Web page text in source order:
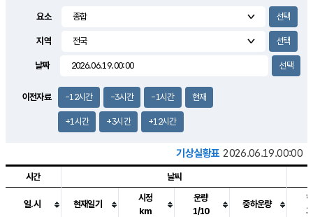
- m/s
요소
지역
날짜
이전자료 -12시간 -3시간 -1시간 현재
+1시간 +3시간 +12시간
기상실황표 2026.06.19.00:00
시간 날씨
일.시 현재일기
시정
km
운량
1/10
중하운량